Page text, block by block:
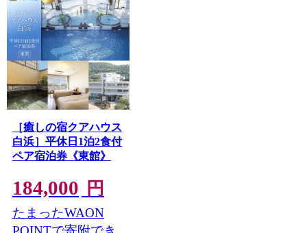
［癒しの宿クアハウス
白浜］平休日1泊2食付
ペア宿泊券《東館》
184,000 円
たまったWAON